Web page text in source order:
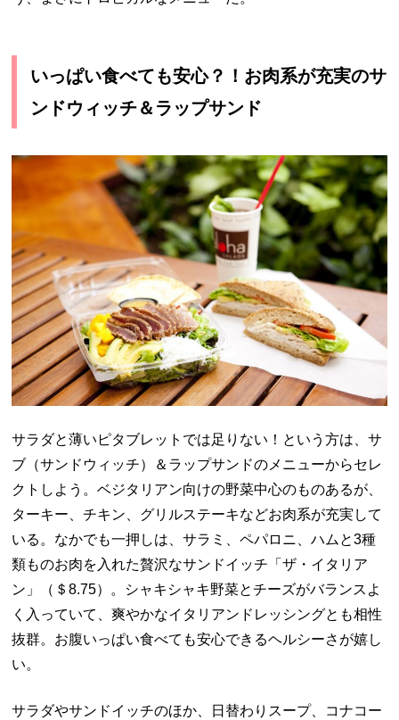
いっぱい食べても安心？！お肉系が充実のサ
ンドウィッチ＆ラップサンド
サラダと薄いピタブレットでは足りない！という方は、サ
ブ（サンドウィッチ）＆ラップサンドのメニューからセレ
クトしよう。ベジタリアン向けの野菜中心のものあるが、
ターキー、チキン、グリルステーキなどお肉系が充実して
いる。なかでも一押しは、サラミ、ペパロニ、ハムと3種
類ものお肉を入れた贅沢なサンドイッチ「ザ・イタリア
ン」（＄8.75）。シャキシャキ野菜とチーズがバランスよ
く入っていて、爽やかなイタリアンドレッシングとも相性
抜群。お腹いっぱい食べても安心できるヘルシーさが嬉し
い。
サラダやサンドイッチのほか、日替わりスープ、コナコー